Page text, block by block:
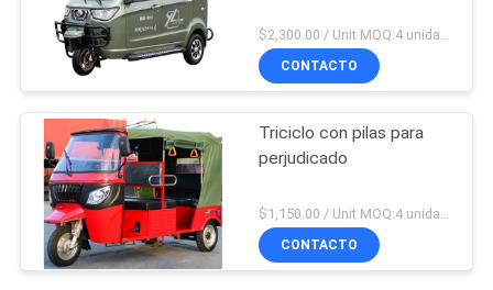
CONTACTO
Triciclo con pilas para
perjudicado
CONTACTO